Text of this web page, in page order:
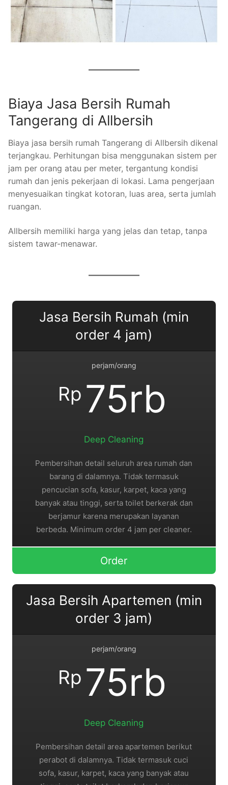
Biaya Jasa Bersih Rumah
Tangerang di Allbersih
Biaya jasa bersih rumah Tangerang di Allbersih dikenal
terjangkau. Perhitungan bisa menggunakan sistem per
jam per orang atau per meter, tergantung kondisi
rumah dan jenis pekerjaan di lokasi. Lama pengerjaan
menyesuaikan tingkat kotoran, luas area, serta jumlah
ruangan.
Allbersih memiliki harga yang jelas dan tetap, tanpa
sistem tawar-menawar.
Jasa Bersih Rumah (min
order 4 jam)
perjam/orang
Rp 75rb
Deep Cleaning
Pembersihan detail seluruh area rumah dan
barang di dalamnya. Tidak termasuk
pencucian sofa, kasur, karpet, kaca yang
banyak atau tinggi, serta toilet berkerak dan
berjamur karena merupakan layanan
berbeda. Minimum order 4 jam per cleaner.
Order
Jasa Bersih Apartemen (min
order 3 jam)
perjam/orang
Rp 75rb
Deep Cleaning
Pembersihan detail area apartemen berikut
perabot di dalamnya. Tidak termasuk cuci
sofa, kasur, karpet, kaca yang banyak atau